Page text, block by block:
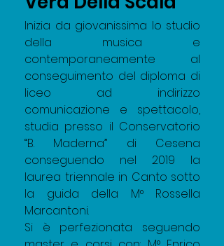
Inizia da giovanissima lo studio
della musica e
contemporaneamente al
conseguimento del diploma di
liceo ad indirizzo
comunicazione e spettacolo,
studia presso il Conservatorio
“B. Maderna” di Cesena
conseguendo nel 2019 la
laurea triennale in Canto sotto
la guida della M° Rossella
Marcantoni.
Si è perfezionata seguendo